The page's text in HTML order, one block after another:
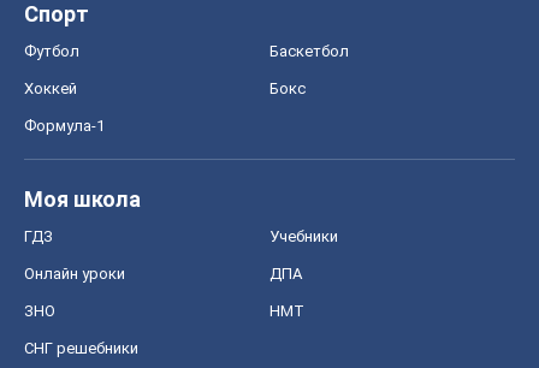
Спорт
Футбол Баскетбол
Хоккей Бокс
Формула-1
Моя школа
ГДЗ Учебники
Онлайн уроки ДПА
ЗНО НМТ
СНГ решебники